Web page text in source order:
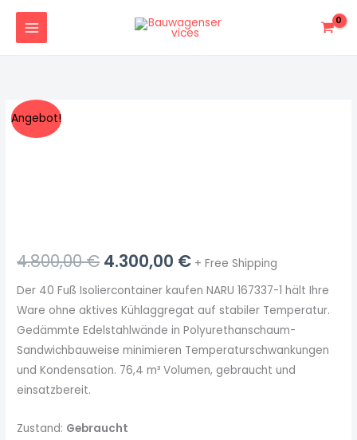
Zum
Inhalt
Angebot!
4.800,00€ 4.300,00 € + Free Shipping
Der 40 Fuß Isoliercontainer kaufen NARU 167337-1 hält Ihre
Ware ohne aktives Kühlaggregat auf stabiler Temperatur.
Gedämmte Edelstahlwände in Polyurethanschaum-
Sandwichbauweise minimieren Temperaturschwankungen
und Kondensation. 76,4 m³ Volumen, gebraucht und
einsatzbereit.
Zustand: Gebraucht
NARU
167337-
Isoliercontainer